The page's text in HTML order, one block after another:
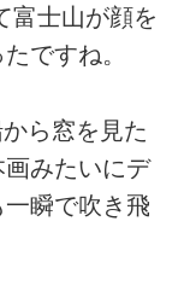
富士山が顔を
ですね。
ら窓を見た
みたいにデ
瞬で吹き飛